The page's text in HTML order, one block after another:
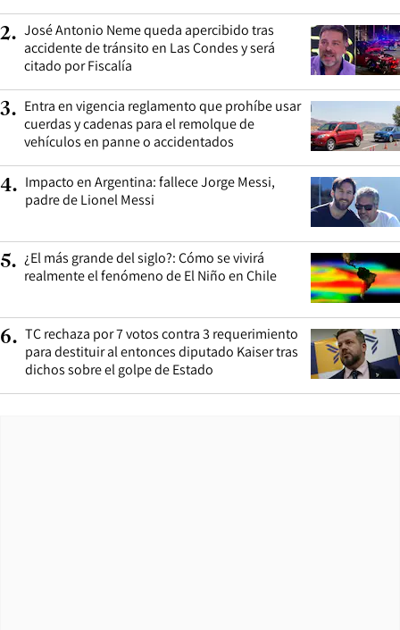
2. José Antonio Neme queda apercibido tras
accidente de tránsito en Las Condes y será
citado por Fiscalía
3. Entra en vigencia reglamento que prohíbe usar
cuerdas y cadenas para el remolque de
vehículos en panne o accidentados
4. Impacto en Argentina: fallece Jorge Messi,
padre de Lionel Messi
5. ¿El más grande del siglo?: Cómo se vivirá
realmente el fenómeno de El Niño en Chile
6. TC rechaza por 7 votos contra 3 requerimiento
para destituir al entonces diputado Kaiser tras
dichos sobre el golpe de Estado